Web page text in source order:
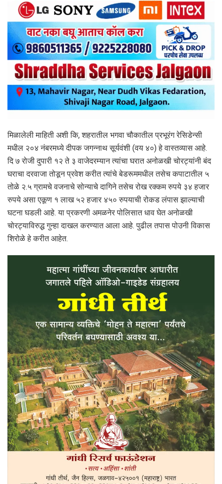
मिळालेली माहिती अशी कि, शहरातील भगवा चौकातील प्रभूरंग रेसिडेन्सी
मधील २०४ नंबरमध्ये दीपक जगन्नाथ सूर्यवंशी (वय ४०) हे वास्तव्यास आहे.
दि ७ रोजी दुपारी १२ ते ३ वाजेदरम्यान त्यांचा घरात अनोळखी चोरट्यांनी बंद
घराचा दरवाजा तोडून प्रवेश करीत त्यांचे बेडरूममधील तसेच कपाटातील ५
तोळे २.५ ग्रामचे वजनाचे सोन्याचे दागिने तसेच रोख रक्कम रुपये ३४ हजार
रुपये असा एकूण १ लाख ५२ हजार ४५० रुपयाची रोकड लंपास झाल्याची
घटना घडली आहे. या प्रकरणी अमळनेर पोलिसात धाव घेत अनोळखी
चोरट्याविरुद्ध गुन्हा दाखल करण्यात आला आहे. पुढील तपास पोउनी विकास
शिरोळे हे करीत आहेत.